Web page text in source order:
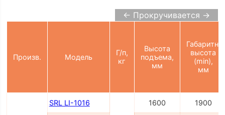
← Прокручивается →
Произв. Модель
Г/п,
кг
Высота
подъема,
мм
Габаритн.
высота
(min),
мм
SRL LI-1016 1600 1900